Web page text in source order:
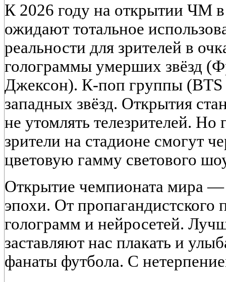
К 2026 году на открытии ЧМ
ожидают тотальное
реальности для зрителей в
голограммы умерших звёзд
Джексон). К-поп группы
западных звёзд. Открытия
не утомлять телезрителей.
зрители на стадионе смогут
цветовую гамму светового
Открытие чемпионата мира —
эпохи. От
голограмм и нейросетей.
заставляют нас плакать и
фанаты футбола. С